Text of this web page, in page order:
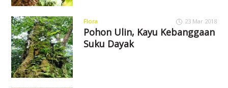
Flora 23 Mar 2018
Pohon Ulin, Kayu Kebanggaan
Suku Dayak